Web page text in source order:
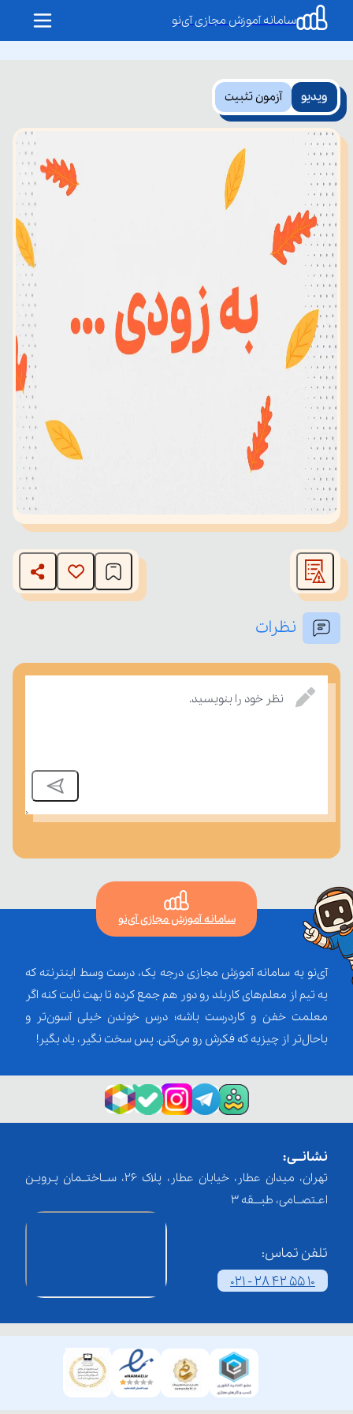
سامانه آموزش مجازی آی‌نو
ویدیو آزمون تثبیت
نظرات
نظر خود را بنویسید.
سامانه آموزش مجازی آی‌نو
آی‌نو یه سامانه آموزش مجازی درجه یک، درست وسط اینترنته که
یه تیم از معلم‌‌های کاربلد رو دور هم جمع کرده تا بهت ثابت کنه اگر
معلمت خفن و کاردرست باشه؛ درس خوندن خیلی آسون‌تر و
باحال‌تر از چیزیه که فکرش رو می‌کنی. پس سخت نگیر، یاد بگیر!
نشانــی:
تهران، میدان عطار، خیابان عطار، پلاک 26، ســاختــمان پـرویـن
اعـتصــامی، طبـــقه 3
تلفن تماس:
021 - 28 42 55 10